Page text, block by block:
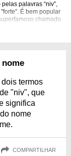
palavras “niv”,
É bem popular
chamado
artístico, que é
de sua
termos
"niv", que
significa
nome
COMPARTILHAR